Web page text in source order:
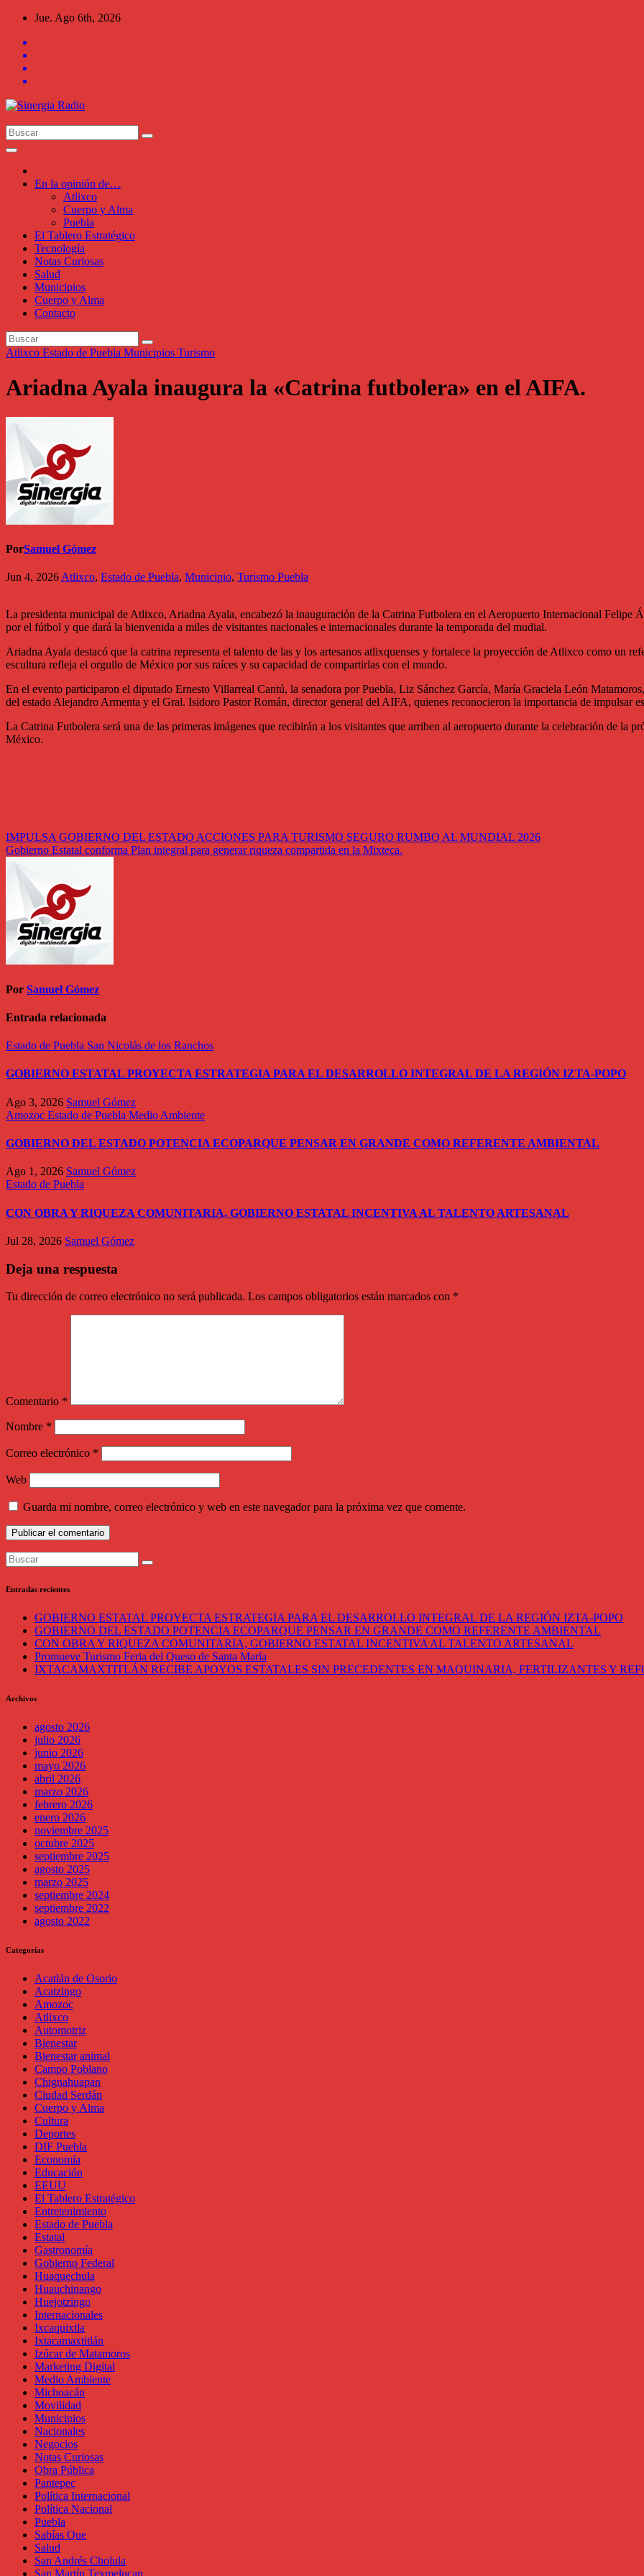
Saltar
contenido
Jue. Ago 6th, 2026
En la opinión de…
Atlixco
Cuerpo y Alma
Puebla
El Tablero Estratégico
Tecnología
Notas Curiosas
Salud
Municipios
Cuerpo y Alma
Contacto
Atlixco Estado de Puebla Municipios Turismo
Ariadna Ayala inaugura la «Catrina futbolera» en el AIFA.
PorSamuel Gómez
Jun 4, 2026Atlixco, Estado de Puebla, Municipio, Turismo Puebla
La presidenta municipal de Atlixco, Ariadna Ayala, encabezó la inauguración de la Catrina Futbolera en el Aeropuerto Internacional Felipe
por el fútbol y que dará la bienvenida a miles de visitantes nacionales e internacionales durante la temporada del mudial.
Ariadna Ayala destacó que la catrina representa el talento de las y los artesanos atlixquenses y fortalece la proyección de Atlixco como un
escultura refleja el orgullo de México por sus raíces y su capacidad de compartirlas con el mundo.
En el evento participaron el diputado Ernesto Villarreal Cantú, la senadora por Puebla, Liz Sánchez García, María Graciela León
del estado Alejandro Armenta y el Gral. Isidoro Pastor Román, director general del AIFA, quienes reconocieron la importancia de impulsar
La Catrina Futbolera será una de las primeras imágenes que recibirán a los visitantes que arriben al aeropuerto durante la celebración de la
México.
Navegación
de
entradas
IMPULSA GOBIERNO DEL ESTADO ACCIONES PARA TURISMO SEGURO RUMBO AL MUNDIAL 2026
Gobierno Estatal conforma Plan integral para generar riqueza compartida en la Mixteca.
Por Samuel Gómez
Entrada relacionada
Estado de Puebla San Nicolás de los Ranchos
GOBIERNO ESTATAL PROYECTA ESTRATEGIA PARA EL DESARROLLO INTEGRAL DE LA REGIÓN IZTA-POPO
Ago 3, 2026 Samuel Gómez
Amozoc Estado de Puebla Medio Ambiente
GOBIERNO DEL ESTADO POTENCIA ECOPARQUE PENSAR EN GRANDE COMO REFERENTE AMBIENTAL
Ago 1, 2026 Samuel Gómez
Estado de Puebla
CON OBRA Y RIQUEZA COMUNITARIA, GOBIERNO ESTATAL INCENTIVA AL TALENTO ARTESANAL
Jul 28, 2026 Samuel Gómez
Deja una respuesta
Tu dirección de correo electrónico no será publicada. Los campos obligatorios están marcados con *
Comentario *
Nombre *
Correo electrónico *
Web
Guarda mi nombre, correo electrónico y web en este navegador para la próxima vez que comente.
Entradas recientes
GOBIERNO ESTATAL PROYECTA ESTRATEGIA PARA EL DESARROLLO INTEGRAL DE LA REGIÓN IZTA-POPO
GOBIERNO DEL ESTADO POTENCIA ECOPARQUE PENSAR EN GRANDE COMO REFERENTE AMBIENTAL
CON OBRA Y RIQUEZA COMUNITARIA, GOBIERNO ESTATAL INCENTIVA AL TALENTO ARTESANAL
Promueve Turismo Feria del Queso de Santa María
IXTACAMAXTITLÁN RECIBE APOYOS ESTATALES SIN PRECEDENTES EN MAQUINARIA, FERTILIZANTES Y
Archivos
agosto 2026
julio 2026
junio 2026
mayo 2026
abril 2026
marzo 2026
febrero 2026
enero 2026
noviembre 2025
octubre 2025
septiembre 2025
agosto 2025
marzo 2025
septiembre 2024
septiembre 2022
agosto 2022
Categorías
Acatlán de Osorio
Acatzingo
Amozoc
Atlixco
Automotriz
Bienestar
Bienestar animal
Campo Poblano
Chignahuapan
Ciudad Serdán
Cuerpo y Alma
Cultura
Deportes
DIF Puebla
Economía
Educación
EEUU
El Tablero Estratégico
Entretenimiento
Estado de Puebla
Estatal
Gastronomía
Gobierno Federal
Huaquechula
Huauchinango
Huejotzingo
Internacionales
Ixcaquixtla
Ixtacamaxtitlán
Izúcar de Matamoros
Marketing Digital
Medio Ambiente
Michoacán
Movilidad
Municipios
Nacionales
Negocios
Notas Curiosas
Obra Pública
Pantepec
Política Internacional
Política Nacional
Puebla
Sabías Que
Salud
San Andrés Cholula
San Martín Texmelucan